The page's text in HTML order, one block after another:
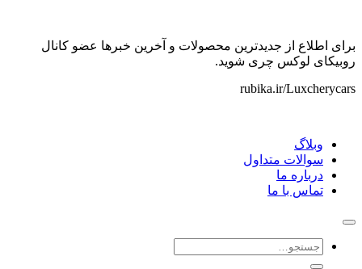
برای اطلاع از جدیدترین محصولات و آخرین خبرها عضو کانال
روبیکای لوکس چری شوید.
rubika.ir/Luxcherycars
وبلاگ
سوالات متداول
درباره ما
تماس با ما
جستجو